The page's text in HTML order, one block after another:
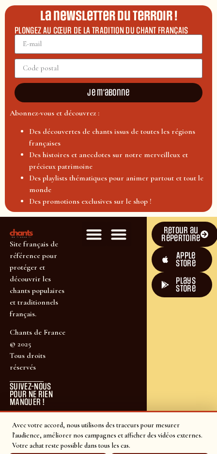
Avec votre accord, nous utilisons des traceurs pour mesurer
l'audience, améliorer nos campagnes et afficher des vidéos externes.
Votre achat reste possible dans tous les cas.
La newsletter du terroir !
PLONGEZ AU CŒUR DE LA TRADITION DU CHANT FRANÇAIS
Je m'abonne
Abonnez-vous et découvrez :
Des découvertes de chants issus de toutes les régions
françaises
Des histoires et anecdotes sur notre merveilleux et
précieux patrimoine
Des playlists thématiques pour animer partout et tout le
monde
Des promotions exclusives sur le shop !
Site français de
référence pour
protéger et
découvrir les
chants populaires
et traditionnels
français.
Chants de France
© 2025
Tous droits
réservés
SUIVEZ-NOUS
POUR NE RIEN
MANQUER !
Retour au
répertoire
Apple
Store
plays
store